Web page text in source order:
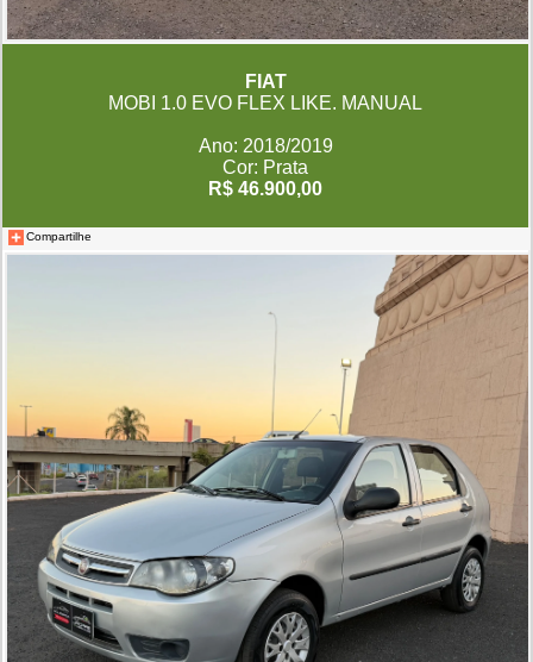
FIAT
MOBI 1.0 EVO FLEX LIKE. MANUAL
Ano: 2018/2019
Cor: Prata
R$ 46.900,00
Compartilhe